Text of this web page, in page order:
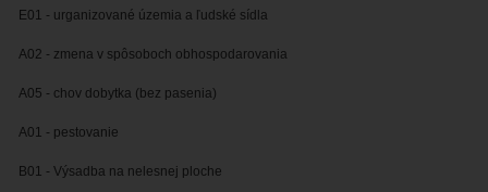
E01 - urganizované územia a ľudské sídla
A02 - zmena v spôsoboch obhospodarovania
A05 - chov dobytka (bez pasenia)
A01 - pestovanie
B01 - Výsadba na nelesnej ploche